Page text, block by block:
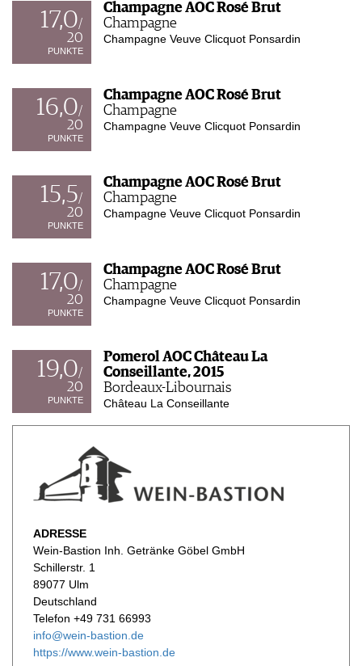
17,0/
20
PUNKTE
Champagne AOC Rosé Brut
Champagne
Champagne Veuve Clicquot Ponsardin
16,0/
20
PUNKTE
Champagne AOC Rosé Brut
Champagne
Champagne Veuve Clicquot Ponsardin
15,5/
20
PUNKTE
Champagne AOC Rosé Brut
Champagne
Champagne Veuve Clicquot Ponsardin
17,0/
20
PUNKTE
Champagne AOC Rosé Brut
Champagne
Champagne Veuve Clicquot Ponsardin
19,0/
20
PUNKTE
Pomerol AOC Château La
Conseillante, 2015
Bordeaux-Libournais
Château La Conseillante
ADRESSE
Wein-Bastion Inh. Getränke Göbel GmbH
Schillerstr. 1
89077 Ulm
Deutschland
Telefon +49 731 66993
info@wein-bastion.de
https://www.wein-bastion.de